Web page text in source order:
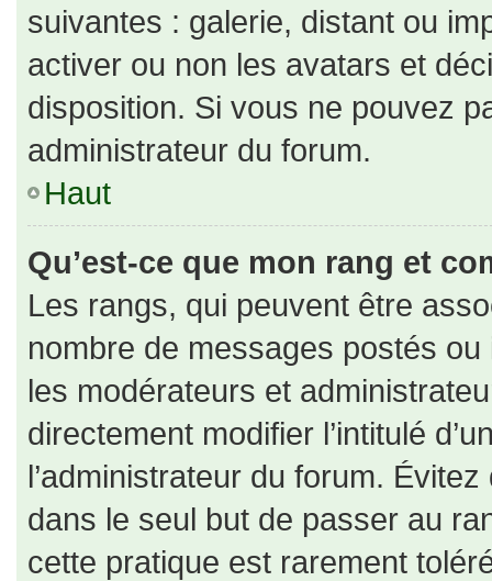
suivantes : galerie, distant ou
activer ou non les avatars et
disposition. Si vous ne pouvez
administrateur du forum.
Haut
Qu’est-ce que mon rang et
Les rangs, qui peuvent être
nombre de messages postés
les modérateurs et
directement modifier l’intitulé
l’administrateur du forum.
dans le seul but de passer au
cette pratique est rarement